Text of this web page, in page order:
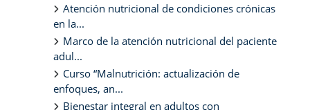
Atención nutricional de condiciones crónicas
en la...
Marco de la atención nutricional del paciente
adul...
Curso “Malnutrición: actualización de
enfoques, an...
Bienestar integral en adultos con